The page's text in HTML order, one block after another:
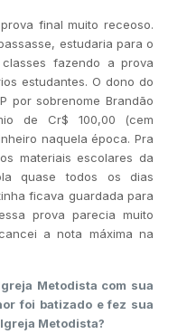
final muito receoso.
estudaria para o
fazendo a prova
estudantes. O dono do
por sobrenome Brandão
de Cr$ 100,00 (cem
naquela época. Pra
materiais escolares da
quase todos os dias
ficava guardada para
prova parecia muito
a nota máxima na
Metodista com sua
foi batizado e fez sua
Metodista?